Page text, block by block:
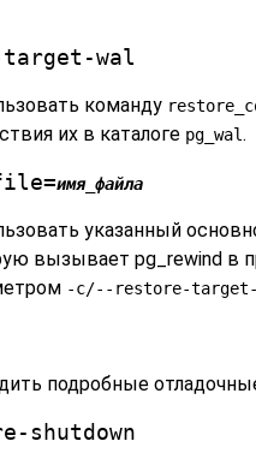
wal
команду
их в каталоге pg_wal.
имя_файла
указанный
вызывает pg_rewind в
-c/--restore-target-
подробные
shutdown